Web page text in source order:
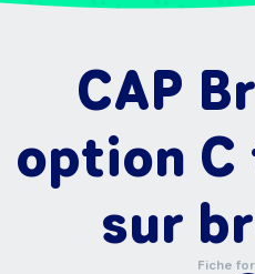
CAP
option
sur
Fiche